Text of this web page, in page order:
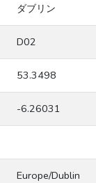
ダブリン
D02
53.3498
-6.26031
Europe/Dublin